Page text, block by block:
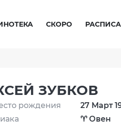
СКОРО
ЗУБКОВ
рождения
27 Март
♈ Овен